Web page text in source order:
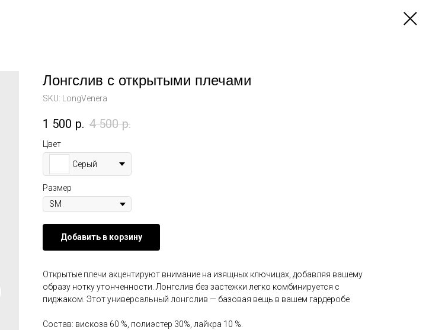
Лонгслив с открытыми плечами
SKU: LongVenera
1 500 р. 4 500 р.
Цвет
Серый
Размер
Добавить в корзину
Открытые плечи акцентируют внимание на изящных ключицах, добавляя вашему
образу нотку утонченности. Лонгслив без застежки легко комбинируется с
пиджаком. Этот универсальный лонгслив — базовая вещь в вашем гардеробе
Состав: вискоза 60 %, полиэстер 30%, лайкра 10 %.